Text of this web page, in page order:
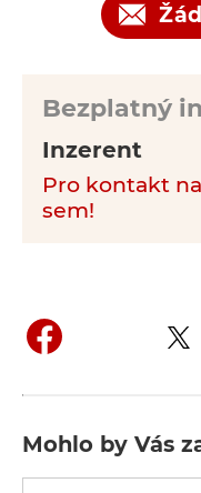
Bezplatný
Inzerent
Pro kontakt
sem!
Mohlo by Vás